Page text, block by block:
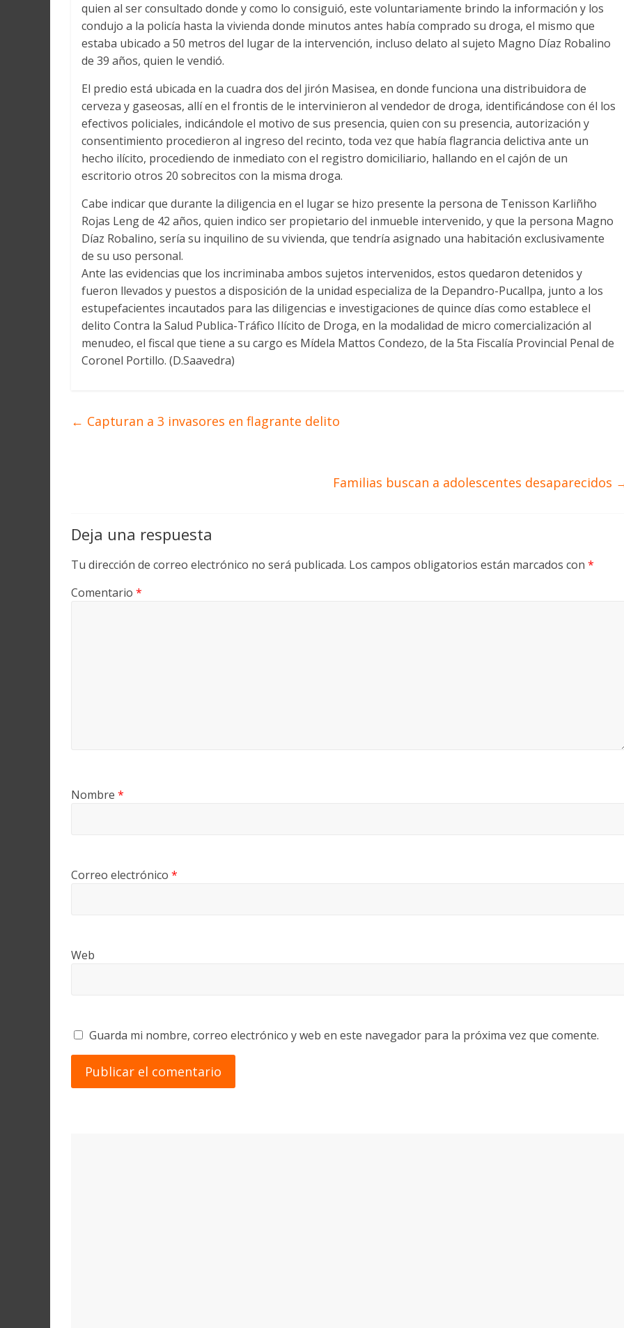
quien al ser consultado donde y como lo consiguió, este voluntariamente brindo la información y los
condujo a la policía hasta la vivienda donde minutos antes había comprado su droga, el mismo que
estaba ubicado a 50 metros del lugar de la intervención, incluso delato al sujeto Magno Díaz Robalino
de 39 años, quien le vendió.
El predio está ubicada en la cuadra dos del jirón Masisea, en donde funciona una distribuidora de
cerveza y gaseosas, allí en el frontis de le intervinieron al vendedor de droga, identificándose con él los
efectivos policiales, indicándole el motivo de sus presencia, quien con su presencia, autorización y
consentimiento procedieron al ingreso del recinto, toda vez que había flagrancia delictiva ante un
hecho ilícito, procediendo de inmediato con el registro domiciliario, hallando en el cajón de un
escritorio otros 20 sobrecitos con la misma droga.
Cabe indicar que durante la diligencia en el lugar se hizo presente la persona de Tenisson Karliñho
Rojas Leng de 42 años, quien indico ser propietario del inmueble intervenido, y que la persona Magno
Díaz Robalino, sería su inquilino de su vivienda, que tendría asignado una habitación exclusivamente
de su uso personal.
Ante las evidencias que los incriminaba ambos sujetos intervenidos, estos quedaron detenidos y
fueron llevados y puestos a disposición de la unidad especializa de la Depandro-Pucallpa, junto a los
estupefacientes incautados para las diligencias e investigaciones de quince días como establece el
delito Contra la Salud Publica-Tráfico Ilícito de Droga, en la modalidad de micro comercialización al
menudeo, el fiscal que tiene a su cargo es Mídela Mattos Condezo, de la 5ta Fiscalía Provincial Penal de
Coronel Portillo. (D.Saavedra)
← Capturan a 3 invasores en flagrante delito
Familias buscan a adolescentes desaparecidos
Deja una respuesta
Tu dirección de correo electrónico no será publicada. Los campos obligatorios están marcados con *
Comentario *
Nombre *
Correo electrónico *
Web
Guarda mi nombre, correo electrónico y web en este navegador para la próxima vez que comente.